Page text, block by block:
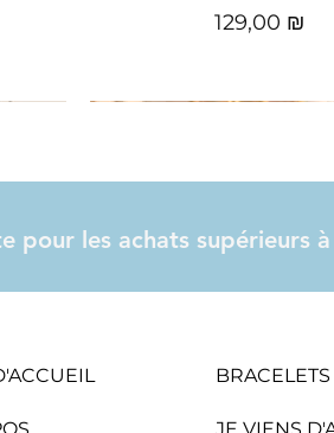
Prix
129,00 ₪
pour les achats supérieurs
BRACELETS
JE VIENS